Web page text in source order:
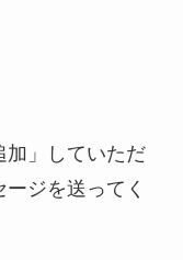
加」していただ
ジを送ってく